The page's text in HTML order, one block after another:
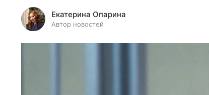
Екатерина Опарина
Автор новостей